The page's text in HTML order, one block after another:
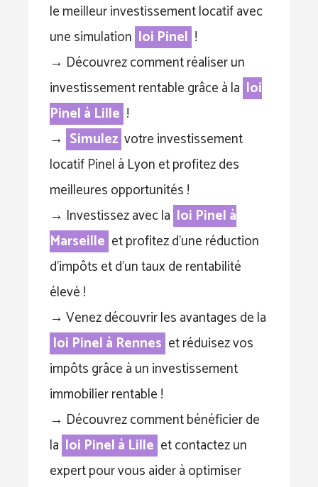
le meilleur investissement locatif avec
une simulation loi Pinel !
→ Découvrez comment réaliser un
investissement rentable grâce à la loi
Pinel à Lille !
→ Simulez votre investissement
locatif Pinel à Lyon et profitez des
meilleures opportunités !
→ Investissez avec la loi Pinel à
Marseille et profitez d’une réduction
d’impôts et d’un taux de rentabilité
élevé !
→ Venez découvrir les avantages de la
loi Pinel à Rennes et réduisez vos
impôts grâce à un investissement
immobilier rentable !
→ Découvrez comment bénéficier de
la loi Pinel à Lille et contactez un
expert pour vous aider à optimiser